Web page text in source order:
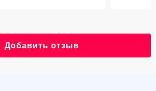
Добавить отзыв